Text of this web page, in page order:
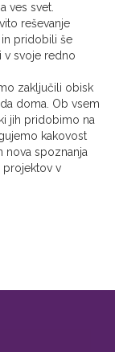
ves svet.
reševanje
pridobili še
v svoje redno
zaključili obisk
doma. Ob vsem
jih pridobimo na
kakovost
nova spoznanja
projektov v